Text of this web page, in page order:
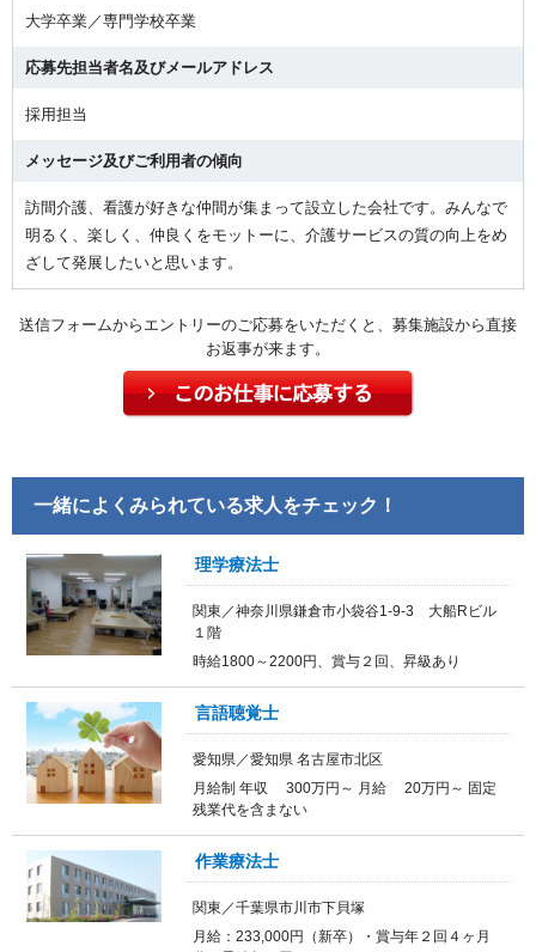
大学卒業／専門学校卒業
応募先担当者名及びメールアドレス
採用担当
メッセージ及びご利用者の傾向
訪間介護、看護が好きな仲間が集まって設立した会社です。みんなで
明るく、楽しく、仲良くをモットーに、介護サービスの質の向上をめ
ざして発展したいと思います。
送信フォームからエントリーのご応募をいただくと、募集施設から直接
お返事が来ます。
一緒によくみられている求人をチェック！
理学療法士
関東／神奈川県鎌倉市小袋谷1-9-3 大船Rビル
１階
時給1800～2200円、賞与２回、昇級あり
言語聴覚士
愛知県／愛知県 名古屋市北区
月給制 年収 300万円～ 月給 20万円～ 固定
残業代を含まない
作業療法士
関東／千葉県市川市下貝塚
月給：233,000円（新卒）・賞与年２回４ヶ月